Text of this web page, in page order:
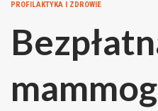
PROFILAKTYKA I ZDROWIE